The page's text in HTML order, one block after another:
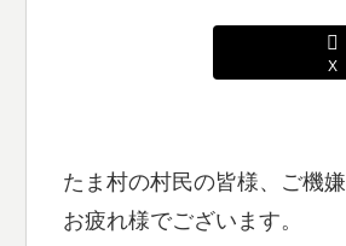
X
たま村の村民の皆様、ご機嫌
お疲れ様でございます。